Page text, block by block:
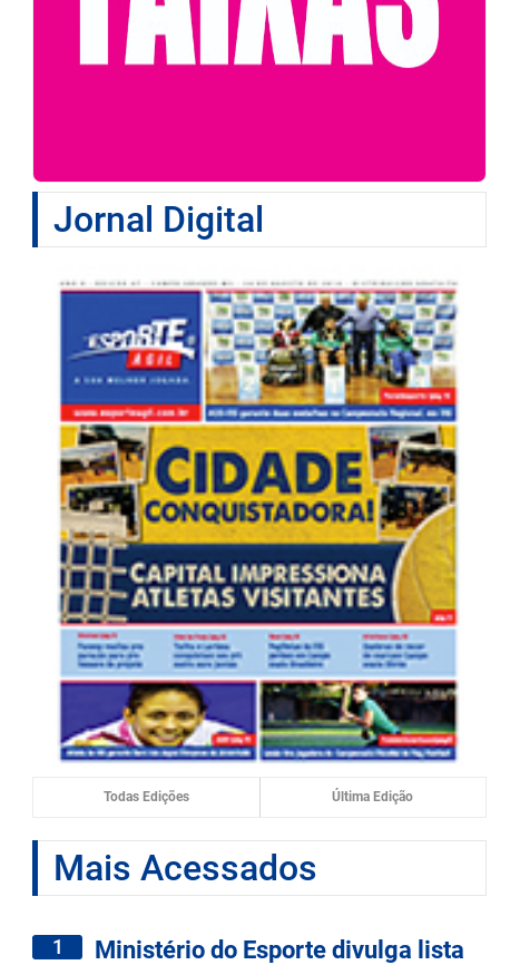
Jornal Digital
Todas Edições Última Edição
Mais Acessados
1
Ministério do Esporte divulga lista